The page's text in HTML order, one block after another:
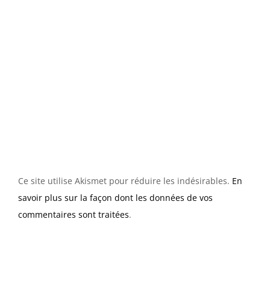
Ce site utilise Akismet pour réduire les indésirables. En
savoir plus sur la façon dont les données de vos
commentaires sont traitées.